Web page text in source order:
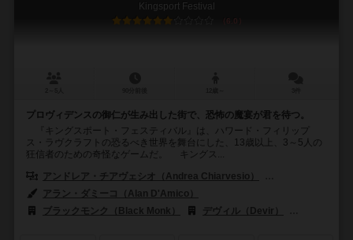
Kingsport Festival
6.0
プロヴィデンスの御仁が生み出した街で、恐怖の魔宴が君を待つ。
『キングスポート・フェスティバル』は、ハワード・フィリップ
ス・ラヴクラフトの恐るべき世界を舞台にした、13歳以上、3～5人の
狂信者のための奇怪なゲームだ。 キングス...
アンドレア・チアヴェシオ（Andrea Chiarvesio）
アラン・ダミーコ（Alan D'Amico）
ブラックモンク（Black Monk）
デヴィル（Devir）